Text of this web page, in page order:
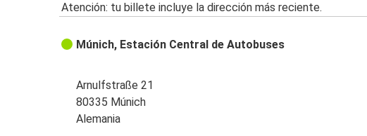
Atención: tu billete incluye la dirección más reciente.
Múnich, Estación Central de Autobuses
Arnulfstraße 21
80335 Múnich
Alemania